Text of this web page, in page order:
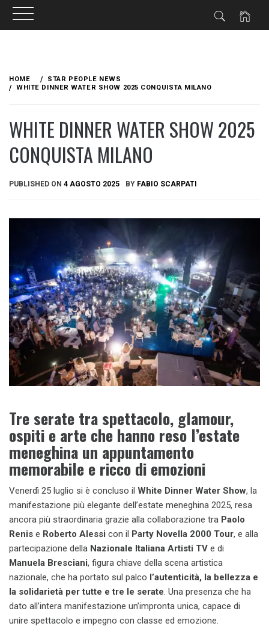
content
HOME
STAR PEOPLE NEWS
WHITE DINNER WATER SHOW 2025 CONQUISTA MILANO
WHITE DINNER WATER SHOW 2025
CONQUISTA MILANO
PUBLISHED ON 4 AGOSTO 2025 BY FABIO SCARPATI
Tre serate tra spettacolo, glamour,
ospiti e arte che hanno reso l’estate
meneghina un appuntamento
memorabile e ricco di emozioni
Venerdì 25 luglio si è concluso il White Dinner Water Show, la
manifestazione più elegante dell’estate meneghina 2025, resa
ancora più straordinaria grazie alla collaborazione tra Paolo
Renis e Roberto Alessi con il Party Novella 2000 Tour, e alla
partecipazione della Nazionale Italiana Artisti TV e di
Manuela Bresciani, figura chiave della scena artistica
nazionale, che ha portato sul palco l’autenticità, la bellezza e
la solidarietà per tutte e tre le serate. Una presenza che ha
dato all’intera manifestazione un’impronta unica, capace di
unire spettacolo e impegno con classe ed emozione.